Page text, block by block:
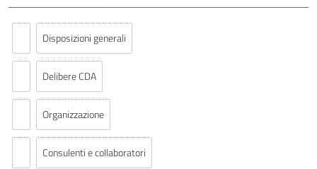
Disposizioni generali
Delibere CDA
Organizzazione
Consulenti e collaboratori